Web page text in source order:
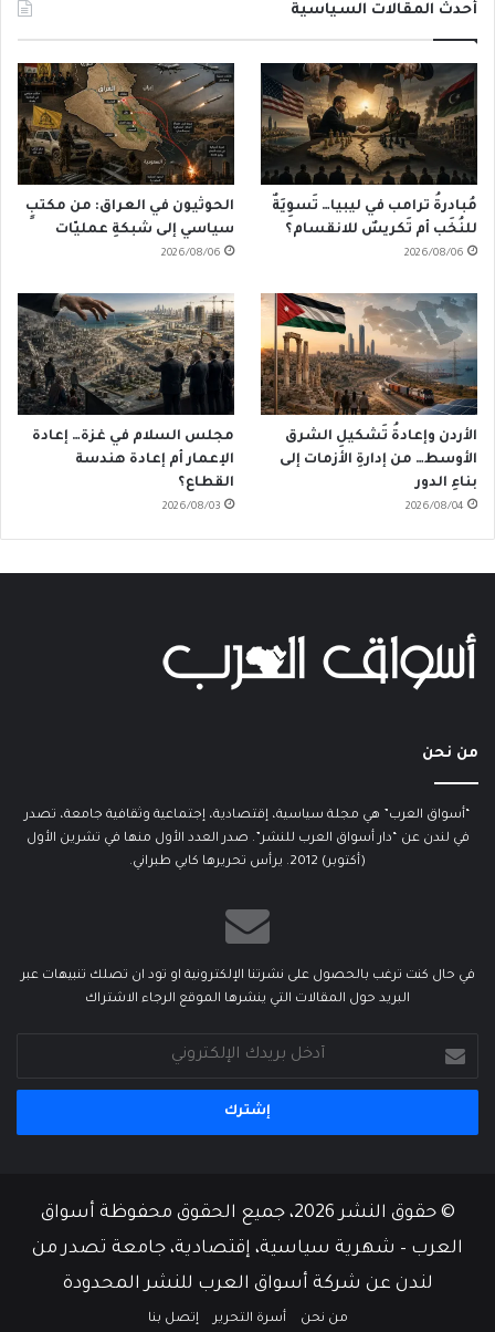
أحدث المقالات السياسية
مُبادرةُ ترامب في ليبيا… تَسوِيَةٌ
للنُخَب أم تَكريسٌ للانقسام؟
2026/08/06
الحوثيون في العراق: من مكتبٍ
سياسي إلى شبكةِ عمليّات
2026/08/06
الأردن وإعادةُ تَشكيلِ الشرق
الأوسط… من إدارةِ الأزمات إلى
بناءِ الدور
2026/08/04
مجلس السلام في غزة… إعادة
الإعمار أم إعادة هندسة
القطاع؟
2026/08/03
من نحن
“أسواق العرب” هي مجلة سياسية، إقتصادية، إجتماعية وثقافية جامعة، تصدر
في لندن عن “دار أسواق العرب للنشر”. صدر العدد الأول منها في تشرين الأول
(أكتوبر) 2012. يرأس تحريرها كابي طبراني.
في حال كنت ترغب بالحصول على نشرتنا الإلكترونية او تود ان تصلك تنبيهات عبر
البريد حول المقالات التي ينشرها الموقع الرجاء الاشتراك
بريدك
الإلكتروني
© حقوق النشر 2026، جميع الحقوق محفوظة أسواق
العرب – شهرية سياسية، إقتصادية، جامعة تصدر من
لندن عن شركة أسواق العرب للنشر المحدودة
من نحن أسرة التحرير إتصل بنا